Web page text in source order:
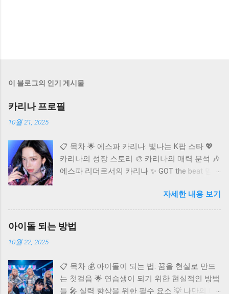
이 블로그의 인기 게시물
카리나 프로필
10월 21, 2025
📋 목차 🌟 에스파 카리나: 빛나는 K팝 스타 💖
카리나의 성장 스토리 🎨 카리나의 매력 분석 🎶
에스파 리더로서의 카리나 ✨ GOT the beat 멤버
질문 (FAQ) K팝 씬에 혜성처럼 등장하여 단숨에
정상급 아이돌로 자리매김한 에스파(aespa)의
멤버 카리나. 독보적인 비주얼과 뛰어난 실력으
로 국내외 팬들의 마음을 사로잡고 있어요. 오늘
보는 시간을 가져보려고 합니다. 카리나가 어떻
게 현재의 자리에 오를 수 있었는지, 그리고 앞
자세한 내용 보기
아이돌 되는 방법
10월 22, 2025
📋 목차 💰 아이돌이 되는 법: 꿈을 현실로 만드
는 첫걸음 🌟 연습생이 되기 위한 현실적인 방법
들 🎤 실력 향상을 위한 필수 요소 💡 나만의 매